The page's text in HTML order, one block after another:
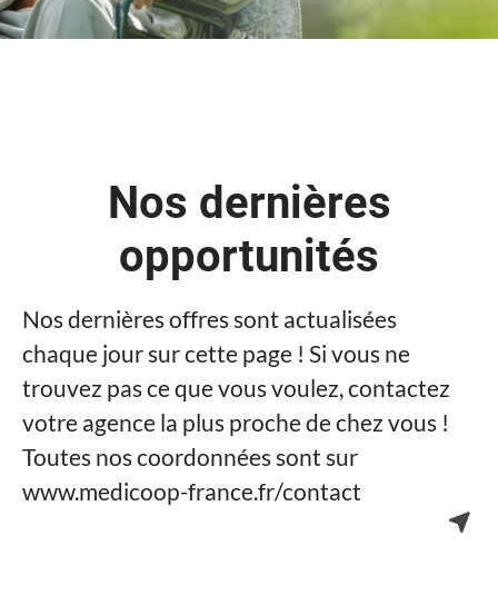
Nos dernières
opportunités
Nos dernières offres sont actualisées
chaque jour sur cette page ! Si vous ne
trouvez pas ce que vous voulez, contactez
votre agence la plus proche de chez vous !
Toutes nos coordonnées sont sur
www.medicoop-france.fr/contact